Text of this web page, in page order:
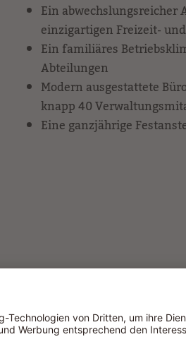
Ein abwechslungsreicher
einzigartigen Freizeit-
Ein familiäres
Abteilungen
Modern ausgestattete
knapp 40
Eine ganzjährige